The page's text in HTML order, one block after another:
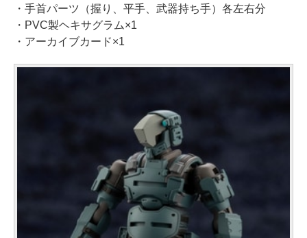
・手首パーツ（握り、平手、武器持ち手）各左右分
・PVC製ヘキサグラム×1
・アーカイブカード×1